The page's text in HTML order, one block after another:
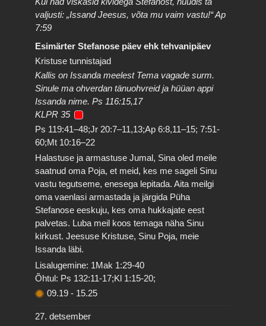
valjusti: „Issand Jeesus, võta mu vaim vastu!“ Ap
7:59
Esimärter Stefanose päev ehk tehvanipäev
Kristuse tunnistajad
Kallis on Issanda meelest Tema vagade surm.
Sinule ma ohverdan tänuohvreid ja hüüan appi
Issanda nime. Ps 116:15,17
KLPR 35
Ps 119:41–48;Jr 20:7–11,13;Ap 6:8,11–15; 7:51-
60;Mt 10:16–22
Halastuse ja armastuse Jumal, Sina oled meile
saatnud oma Poja, et meid, kes me sageli Sinu
vastu tegutseme, enesega lepitada. Aita meilgi
oma vaenlasi armastada ja järgida Püha
Stefanose eeskuju, kes oma hukkajate eest
palvetas. Luba meil koos temaga näha Sinu
kirkust. Jeesuse Kristuse, Sinu Poja, meie
Issanda läbi.
Lisalugemine: 1Mak 1:29-40
Õhtul: Ps 132:11-17;Kl 1:15-20;
09.19 - 15.25
27. detsember